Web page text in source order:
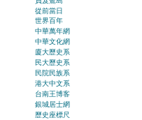
從前當日
世界百年
中華萬年網
中華文化網
廈大歷史系
民大歷史系
民院民族系
港大中文系
台南王博客
銀城居士網
歷史座標尺